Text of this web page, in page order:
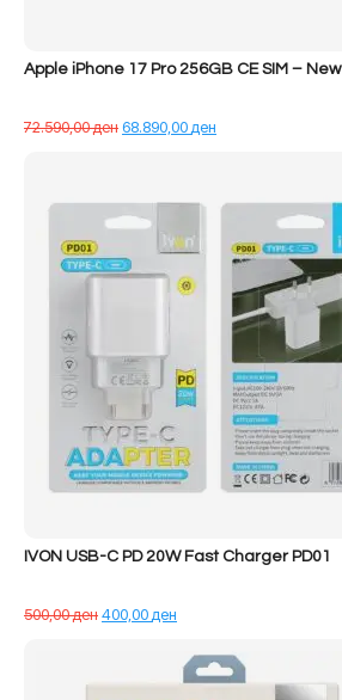
Apple iPhone 17 Pro 256GB CE SIM – New
72.590,00денÇmimi
68.890,00ден
68.890,00 ден.
IVON USB-C PD 20W Fast Charger PD01
500,00денÇmimi
400,00ден
tanishëm
është:
400,00 ден.